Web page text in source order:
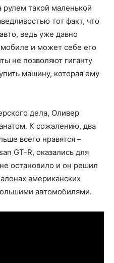
рулем такой маленькой
тот факт, что
ведь уже давно
и может себе его
не позволяют гиганту
машину, которая ему
дела, Оливер
К сожалению, два
всего нравятся –
GT-R, оказались для
остановило и он решил
американских
автомобилями.